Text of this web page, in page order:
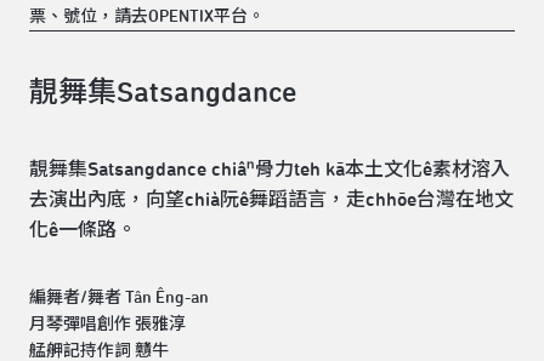
票、號位，請去OPENTIX平台。
靚舞集Satsangdance
靚舞集Satsangdance chiâⁿ骨力teh kā本土文化ê素材溶入
去演出內底，向望chià阮ê舞蹈語言，走chhōe台灣在地文
化ê一條路。
編舞者/舞者 Tân Êng-an
月琴彈唱創作 張雅淳
艋舺記持作詞 戇牛